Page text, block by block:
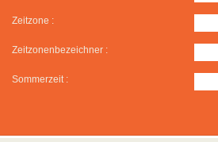
Zeitzone :
Zeitzonenbezeichner :
Sommerzeit :